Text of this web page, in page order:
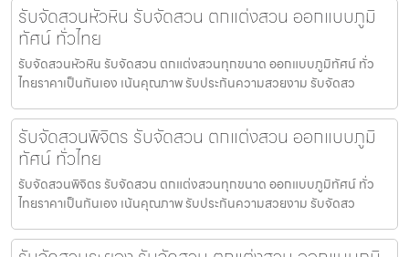
รับจัดสวนหัวหิน รับจัดสวน ตกแต่งสวน ออกแบบภูมิ
ทัศน์ ทั่วไทย
รับจัดสวนหัวหิน รับจัดสวน ตกแต่งสวนทุกขนาด ออกแบบภูมิทัศน์ ทั่ว
ไทยราคาเป็นกันเอง เน้นคุณภาพ รับประกันความสวยงาม รับจัดสว
รับจัดสวนพิจิตร รับจัดสวน ตกแต่งสวน ออกแบบภูมิ
ทัศน์ ทั่วไทย
รับจัดสวนพิจิตร รับจัดสวน ตกแต่งสวนทุกขนาด ออกแบบภูมิทัศน์ ทั่ว
ไทยราคาเป็นกันเอง เน้นคุณภาพ รับประกันความสวยงาม รับจัดสว